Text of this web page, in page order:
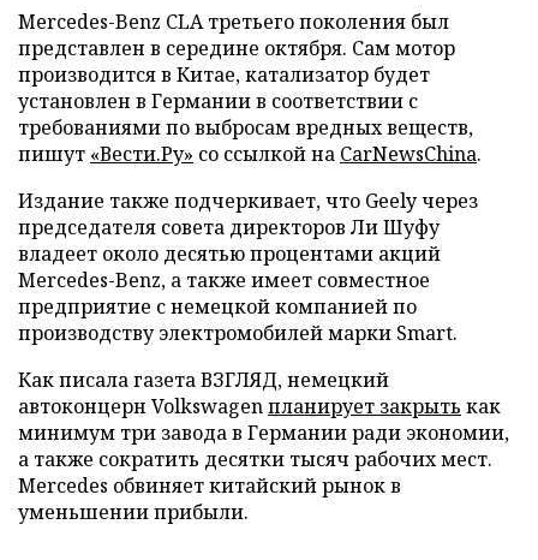
Mercedes-Benz CLA третьего поколения был
представлен в середине октября. Сам мотор
производится в Китае, катализатор будет
установлен в Германии в соответствии с
требованиями по выбросам вредных веществ,
пишут «Вести.Ру» со ссылкой на CarNewsChina.
Издание также подчеркивает, что Geely через
председателя совета директоров Ли Шуфу
владеет около десятью процентами акций
Mercedes-Benz, а также имеет совместное
предприятие с немецкой компанией по
производству электромобилей марки Smart.
Как писала газета ВЗГЛЯД, немецкий
автоконцерн Volkswagenпланирует закрыть как
минимум три завода в Германии ради экономии,
а также сократить десятки тысяч рабочих мест.
Mercedes обвиняет китайский рынок в
уменьшении прибыли.